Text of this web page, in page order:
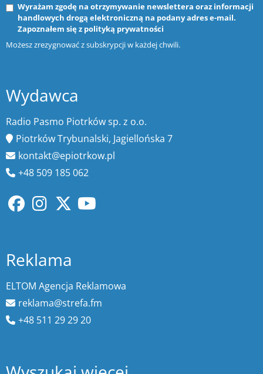
Wyrażam zgodę na otrzymywanie newslettera oraz informacji
handlowych drogą elektroniczną na podany adres e-mail.
Zapoznałem się z polityką prywatności
Możesz zrezygnować z subskrypcji w każdej chwili.
Wydawca
Radio Pasmo Piotrków sp. z o.o.
Piotrków Trybunalski, Jagiellońska 7
kontakt@epiotrkow.pl
+48 509 185 062
Reklama
ELTOM Agencja Reklamowa
reklama@strefa.fm
+48 511 29 29 20